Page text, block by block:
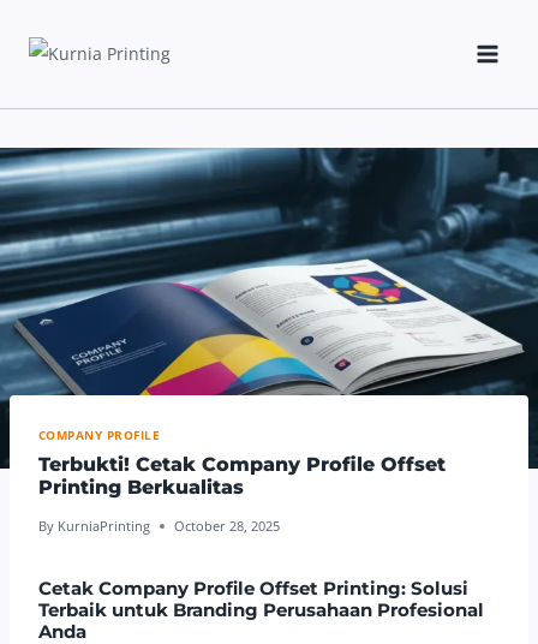
COMPANY PROFILE
Terbukti! Cetak Company Profile Offset
Printing Berkualitas
By KurniaPrinting October 28, 2025
Cetak Company Profile Offset Printing: Solusi
Terbaik untuk Branding Perusahaan Profesional
Anda